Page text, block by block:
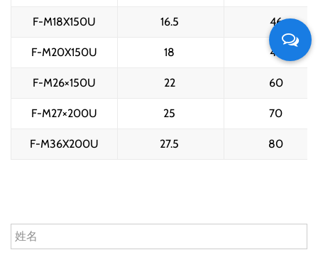
F-M18X150U 16.5 46
F-M20X150U 18 46
F-M26×150U 22 60
F-M27×200U 25 70
F-M36X200U 27.5 80